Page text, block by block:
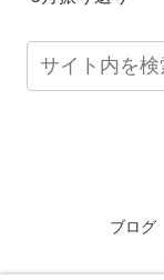
ブログ